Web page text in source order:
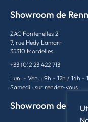
Showroom de
ZAC Fontenelles 2
7, rue Hedy Lamarr
35310 Mordelles
+33 (0)2 23 422 713
Lun. - Ven. : 9h - 12h / 14h -
Samedi : sur rendez-vous
Showroom de Lyon